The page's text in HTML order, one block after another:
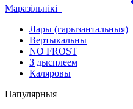
Маразільнікі
Лары (гарызантальныя)
Вертыкальны
NO FROST
З дысплеем
Каляровы
Папулярныя